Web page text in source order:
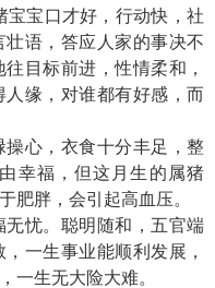
宝宝口才好，行动快，社
语，答应人家的事决不
目标前进，性情柔和，
缘，对谁都有好感，而
心，衣食十分丰足，整
幸福，但这月生的属猪
肥胖，会引起高血压。
忧。聪明随和，五官端
一生事业能顺利发展，
一生无大险大难。